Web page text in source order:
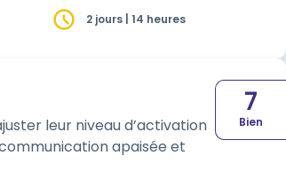
2 jours | 14 heures
leur niveau d’activation
apaisée et
7
Bien